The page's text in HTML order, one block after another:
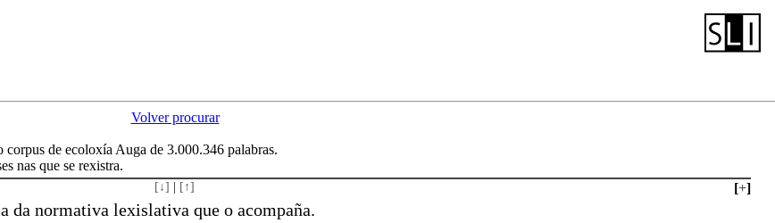
Volver procurar
corpus de ecoloxía Auga de 3.000.346 palabras.
nas que se rexistra.
[↓] [↑] [+]
normativa lexislativa que o acompaña.